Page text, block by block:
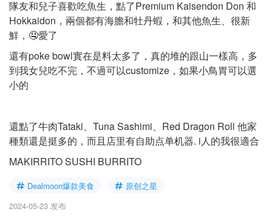
隊友和兒子喜歡吃魚生，點了Premium Kaisendon Don 和
Hokkaidon，兩個都有海膽和牡丹蝦，和其他魚生、很新
鮮，🤤愛了
還有poke bowl實在是料太多了，真的堆的跟山一樣高，多
到我女兒吃不完，不過可以customize，如果小鳥胃可以選
小的
還點了牛肉Tataki、Tuna Sashimi、Red Dragon Roll 他家
種類還是挺多的，而且店里有自助点单机器. i人的我很適合
MAKIRRITO SUSHI BURRITO
Dealmoon爆款美食
原创之星
2024-05-23 发布